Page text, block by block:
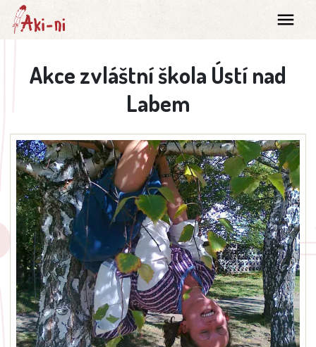
Akce zvláštní škola Ústí nad
Labem